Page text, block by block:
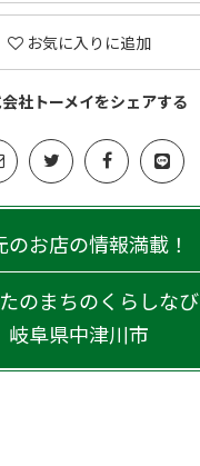
お気に入りに追加
社トーメイをシェアする
のお店の情報満載！
のまちのくらしなび
岐阜県中津川市